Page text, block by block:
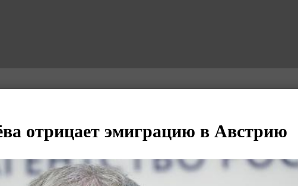
отрицает эмиграцию в Австрию